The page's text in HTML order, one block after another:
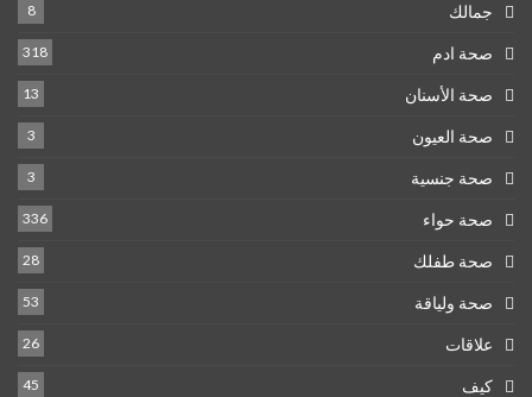
جمالك 8
صحة ادم 318
صحة الأسنان 13
صحة العيون 3
صحة جنسية 3
صحة حواء 336
صحة طفلك 28
صحة ولياقة 53
علاقات 26
كيف 45